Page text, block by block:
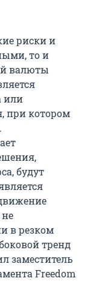
риски и
то и
валюты
или
при котором
будут
в резком
тренд
заместитель
Freedom